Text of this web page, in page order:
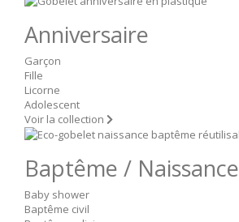
Anniversaire
Garçon
Fille
Licorne
Adolescent
Voir la collection
Baptême / Naissance
Baby shower
Baptême civil